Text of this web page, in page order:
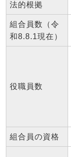
法的根拠
組合員数（令
和8.8.1現在）
役職員数
組合員の資格